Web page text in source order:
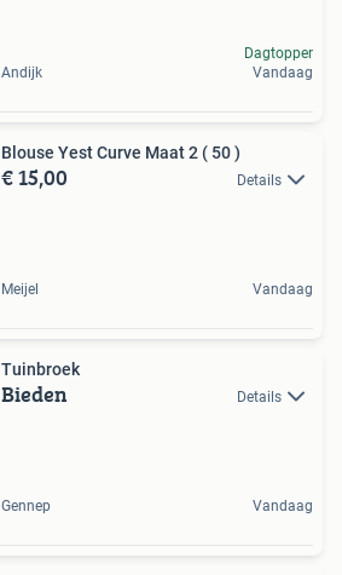
Andijk
Dagtopper
Vandaag
Blouse Yest Curve Maat 2 ( 50 )
€ 15,00 Details
Meijel Vandaag
Tuinbroek
Bieden Details
Gennep Vandaag